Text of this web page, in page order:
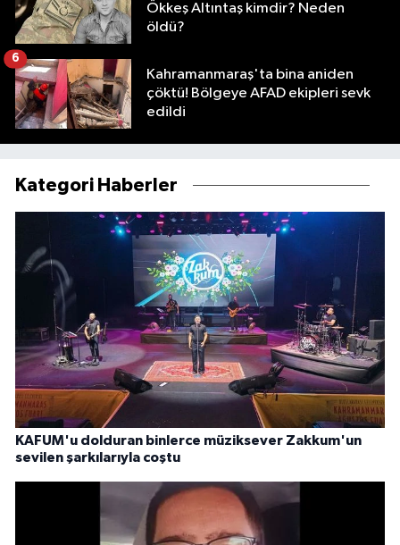
Ökkeş Altıntaş kimdir? Neden
öldü?
Kahramanmaraş'ta bina aniden
çöktü! Bölgeye AFAD ekipleri sevk
edildi
6
Kategori Haberler
KAFUM'u dolduran binlerce müziksever Zakkum'un
sevilen şarkılarıyla coştu